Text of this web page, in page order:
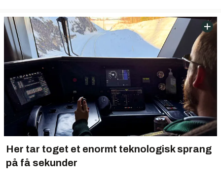
Her tar toget et enormt teknologisk sprang
på få sekunder